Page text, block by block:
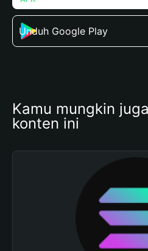
Unduh Google Play
Kamu mungkin
konten ini